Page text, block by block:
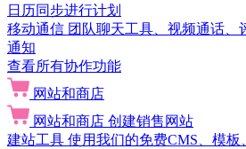
日历同步进行计划
移动通信 团队聊天工具、视频通话、
通知
查看所有协作功能
网站和商店
网站和商店 创建销售网站
建站工具 使用我们的免费CMS、模板